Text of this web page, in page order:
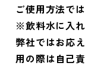
ご使用方法で
※飲料水に入
弊社ではお応
用の際は自己